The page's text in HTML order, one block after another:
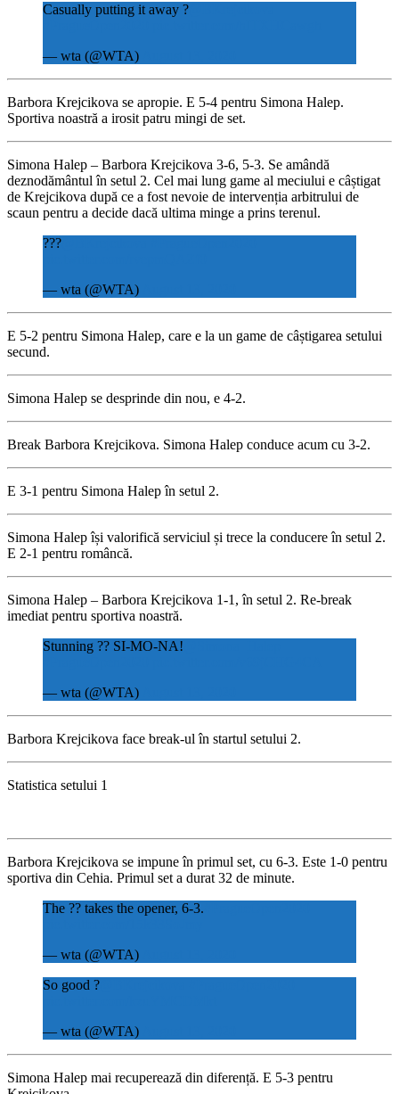
Casually putting it away ?
— wta (@WTA)
Barbora Krejcikova se apropie. E 5-4 pentru Simona Halep.
Sportiva noastră a irosit patru mingi de set.
Simona Halep – Barbora Krejcikova 3-6, 5-3. Se amândă
deznodământul în setul 2. Cel mai lung game al meciului e câștigat
de Krejcikova după ce a fost nevoie de intervenția arbitrului de
scaun pentru a decide dacă ultima minge a prins terenul.
???
— wta (@WTA)
E 5-2 pentru Simona Halep, care e la un game de câștigarea setului
secund.
Simona Halep se desprinde din nou, e 4-2.
Break Barbora Krejcikova. Simona Halep conduce acum cu 3-2.
E 3-1 pentru Simona Halep în setul 2.
Simona Halep își valorifică serviciul și trece la conducere în setul 2.
E 2-1 pentru româncă.
Simona Halep – Barbora Krejcikova 1-1, în setul 2. Re-break
imediat pentru sportiva noastră.
Stunning ?? SI-MO-NA!
— wta (@WTA)
Barbora Krejcikova face break-ul în startul setului 2.
Statistica setului 1
Barbora Krejcikova se impune în primul set, cu 6-3. Este 1-0 pentru
sportiva din Cehia. Primul set a durat 32 de minute.
The ?? takes the opener, 6-3.
— wta (@WTA)
So good ?
— wta (@WTA)
Simona Halep mai recuperează din diferență. E 5-3 pentru